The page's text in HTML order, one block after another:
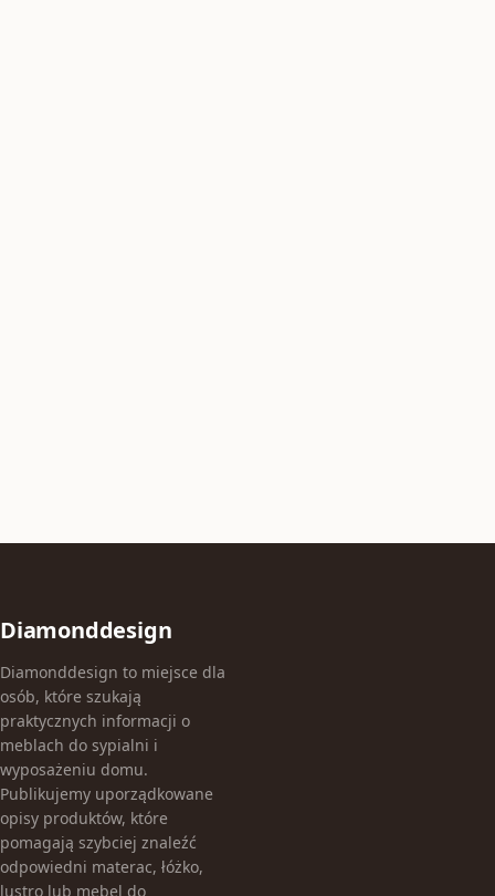
Diamonddesign
Diamonddesign to miejsce dla
osób, które szukają
praktycznych informacji o
meblach do sypialni i
wyposażeniu domu.
Publikujemy uporządkowane
opisy produktów, które
pomagają szybciej znaleźć
odpowiedni materac, łóżko,
lustro lub mebel do